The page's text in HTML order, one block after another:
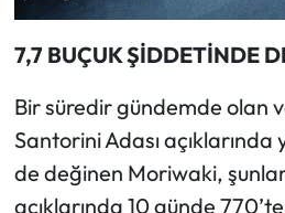
7,7 BUÇUK ŞİDDETİNDE
Bir süredir gündemde olan
Santorini Adası
de değinen Moriwaki,
açıklarında 10 günde